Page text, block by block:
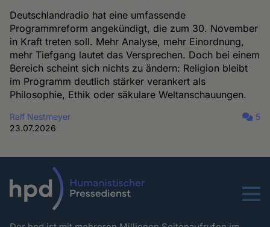
Deutschlandradio hat eine umfassende
Programmreform angekündigt, die zum 30. November
in Kraft treten soll. Mehr Analyse, mehr Einordnung,
mehr Tiefgang lautet das Versprechen. Doch bei einem
Bereich scheint sich nichts zu ändern: Religion bleibt
im Programm deutlich stärker verankert als
Philosophie, Ethik oder säkulare Weltanschauungen.
Ralf Nestmeyer
23.07.2026
5
Menu